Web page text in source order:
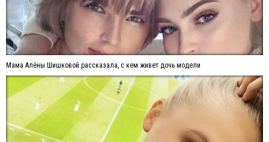
Мама Алёны Шишковой рассказала, с кем живет дочь модели